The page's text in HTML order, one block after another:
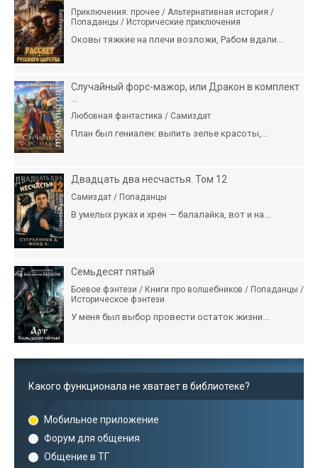
Приключения: прочее / Альтернативная история /
Попаданцы / Исторические приключения
Оковы тяжкие на плечи возложи, Рабом вдали...
Случайный форс-мажор, или Дракон в комплект
...
Любовная фантастика / Самиздат
План был гениален: выпить зелье красоты,...
Двадцать два несчастья. Том 12
Самиздат / Попаданцы
В умелых руках и хрен — балалайка, вот и на...
Семьдесят пятый
Боевое фэнтези / Книги про волшебников / Попаданцы /
Историческое фэнтези
У меня был выбор провести остаток жизни...
Какого функционала не хватает в библиотеке?
Мобильное приложение
Форум для общения
Общение в ТГ